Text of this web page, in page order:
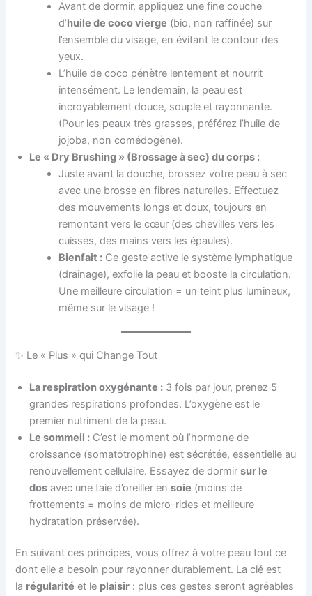
Avant de dormir, appliquez une fine couche
d’huile de coco vierge (bio, non raffinée) sur
l’ensemble du visage, en évitant le contour des
yeux.
L’huile de coco pénètre lentement et nourrit
intensément. Le lendemain, la peau est
incroyablement douce, souple et rayonnante.
(Pour les peaux très grasses, préférez l’huile de
jojoba, non comédogène).
Le « Dry Brushing » (Brossage à sec) du corps :
Juste avant la douche, brossez votre peau à sec
avec une brosse en fibres naturelles. Effectuez
des mouvements longs et doux, toujours en
remontant vers le cœur (des chevilles vers les
cuisses, des mains vers les épaules).
Bienfait : Ce geste active le système lymphatique
(drainage), exfolie la peau et booste la circulation.
Une meilleure circulation = un teint plus lumineux,
même sur le visage !
✨ Le « Plus » qui Change Tout
La respiration oxygénante : 3 fois par jour, prenez 5
grandes respirations profondes. L’oxygène est le
premier nutriment de la peau.
Le sommeil : C’est le moment où l’hormone de
croissance (somatotrophine) est sécrétée, essentielle au
renouvellement cellulaire. Essayez de dormirsur le
dos avec une taie d’oreiller ensoie (moins de
frottements = moins de micro-rides et meilleure
hydratation préservée).
En suivant ces principes, vous offrez à votre peau tout ce
dont elle a besoin pour rayonner durablement. La clé est
la régularité et le plaisir : plus ces gestes seront agréables